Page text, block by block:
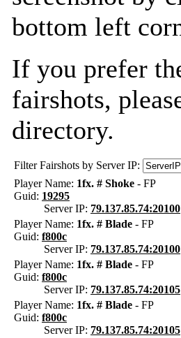
bottom left
If you prefer
fairshots,
directory.
Filter Fairshots by Server IP:
Player Name: 1fx. # Shoke - FP
Guid: 19295
Server IP: 79.137.85.74:20100
Player Name: 1fx. # Blade - FP
Guid: f800c
Server IP: 79.137.85.74:20100
Player Name: 1fx. # Blade - FP
Guid: f800c
Server IP: 79.137.85.74:20105
Player Name: 1fx. # Blade - FP
Guid: f800c
Server IP: 79.137.85.74:20105